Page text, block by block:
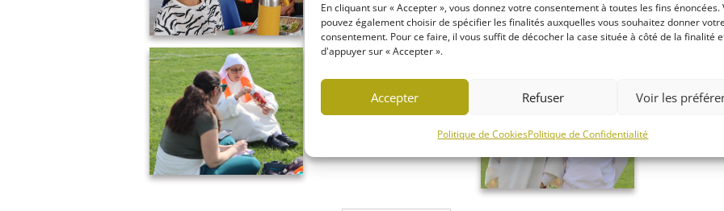
En cliquant sur « Accepter », vous donnez votre consentement à toutes les fins énoncées.
pouvez également choisir de spécifier les finalités auxquelles vous souhaitez donner votre
consentement. Pour ce faire, il vous suffit de décocher la case située à côté de la finalité
d'appuyer sur « Accepter ».
Accepter Refuser Voir les
Politique de CookiesPolitique de Confidentialité
IMG_5014